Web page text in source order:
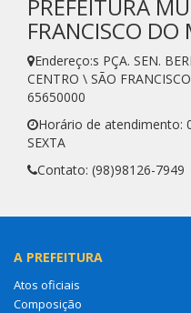
PREFEITURA
FRANCISCO
Endereço:s PÇA. SEN.
CENTRO \ SÃO
65650000
Horário de atendimento:
SEXTA
Contato: (98)98126-7949
A PREFEITURA
Atos oficiais
Composição